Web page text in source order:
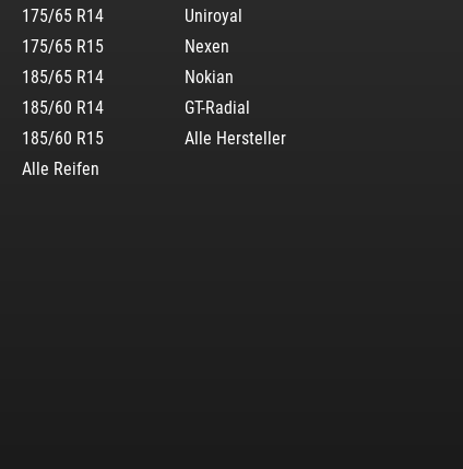
175/65 R14
175/65 R15
185/65 R14
185/60 R14
185/60 R15
Alle Reifen
Uniroyal
Nexen
Nokian
GT-Radial
Alle Hersteller